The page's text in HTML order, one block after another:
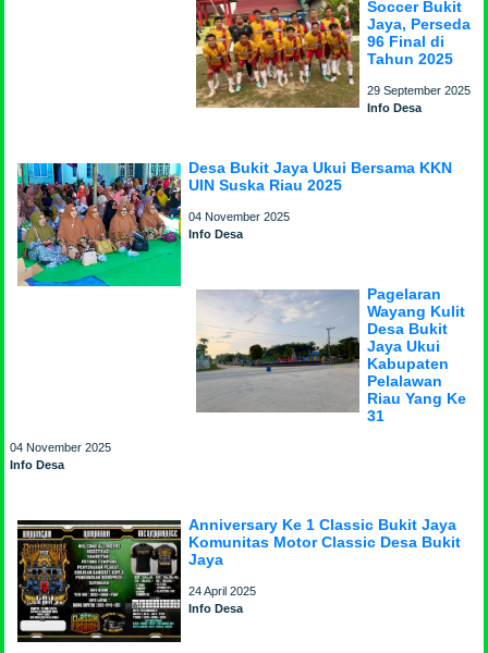
Soccer Bukit
Jaya, Perseda
96 Final di
Tahun 2025
29 September 2025
Info Desa
Desa Bukit Jaya Ukui Bersama KKN
UIN Suska Riau 2025
04 November 2025
Info Desa
Pagelaran
Wayang Kulit
Desa Bukit
Jaya Ukui
Kabupaten
Pelalawan
Riau Yang Ke
31
04 November 2025
Info Desa
Anniversary Ke 1 Classic Bukit Jaya
Komunitas Motor Classic Desa Bukit
Jaya
24 April 2025
Info Desa